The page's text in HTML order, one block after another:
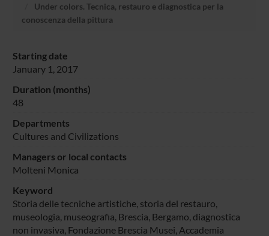
Under colors. Tecnica, restauro e diagnostica per la
conoscenza della pittura
Starting date
January 1, 2017
Duration (months)
48
Departments
Cultures and Civilizations
Managers or local contacts
Molteni Monica
Keyword
Storia delle tecniche artistiche, storia del restauro,
museologia, museografia, Brescia, Bergamo, diagnostica
non invasiva, Fondazione Brescia Musei, Accademia